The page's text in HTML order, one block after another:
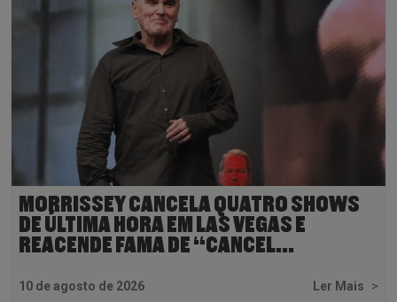
MORRISSEY CANCELA QUATRO SHOWS
DE ÚLTIMA HORA EM LAS VEGAS E
REACENDE FAMA DE “CANCEL...
10 de agosto de 2026 Ler Mais >